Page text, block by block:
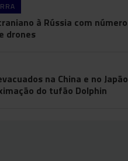
à Rússia com número
drones
na China e no Japão
do tufão Dolphin